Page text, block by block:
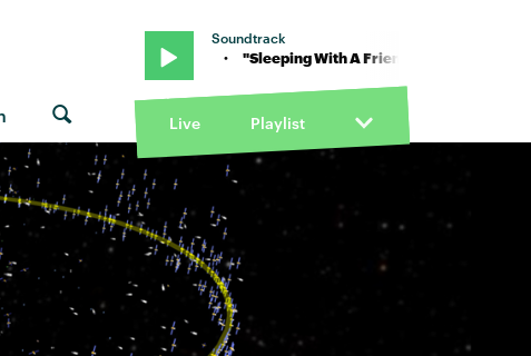
Soundtrack
von Neon Trees · "Sleeping With A Friend" von Neon Trees ·
Live Playlist